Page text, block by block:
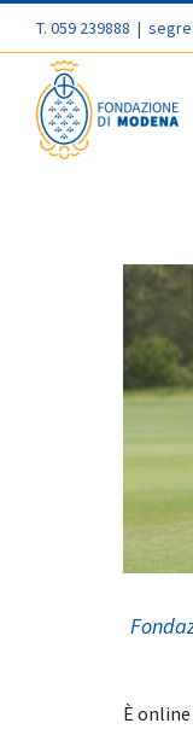
T. 059 239888 |
È